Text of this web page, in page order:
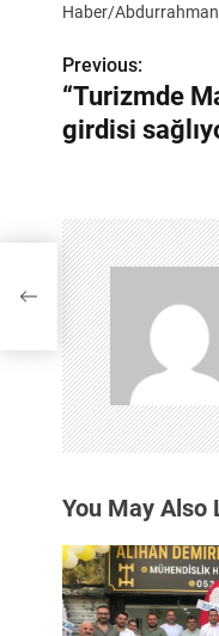
Haber/
Y
a
g
e
z
i
n
e
s
i
Previous:
“Turizmde
girdisi
You May Also